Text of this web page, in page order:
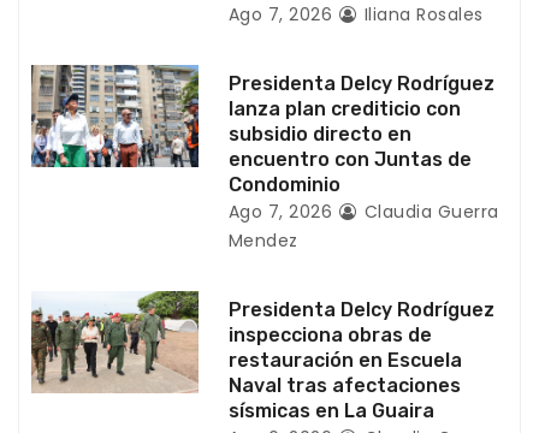
t
r
a
s
Ago 7, 2026 Iliana Rosales
Presidenta Delcy Rodríguez
lanza plan crediticio con
subsidio directo en
encuentro con Juntas de
Condominio
Ago 7, 2026
Claudia Guerra
Mendez
Presidenta Delcy Rodríguez
inspecciona obras de
restauración en Escuela
Naval tras afectaciones
sísmicas en La Guaira